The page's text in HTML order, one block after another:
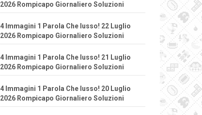
2026 Rompicapo Giornaliero Soluzioni
4 Immagini 1 Parola Che lusso! 22 Luglio
2026 Rompicapo Giornaliero Soluzioni
4 Immagini 1 Parola Che lusso! 21 Luglio
2026 Rompicapo Giornaliero Soluzioni
4 Immagini 1 Parola Che lusso! 20 Luglio
2026 Rompicapo Giornaliero Soluzioni